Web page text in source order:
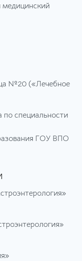
медицинский
№20 («Лечебное
по специальности
ГОУ ВПО